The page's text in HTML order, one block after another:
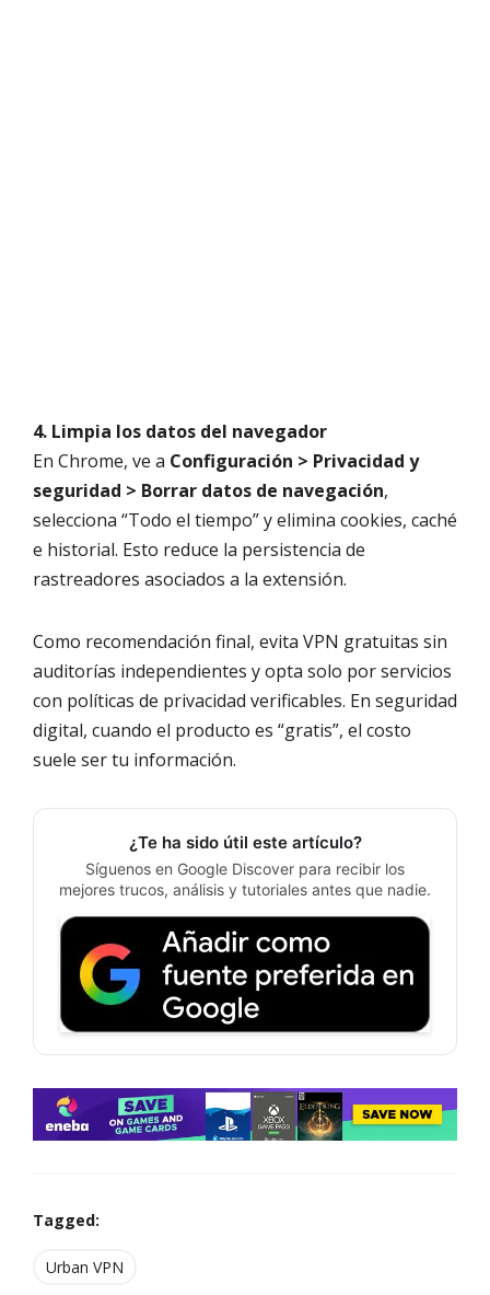
4. Limpia los datos del navegador
En Chrome, ve a Configuración > Privacidad y
seguridad > Borrar datos de navegación,
selecciona “Todo el tiempo” y elimina cookies, caché
e historial. Esto reduce la persistencia de
rastreadores asociados a la extensión.
Como recomendación final, evita VPN gratuitas sin
auditorías independientes y opta solo por servicios
con políticas de privacidad verificables. En seguridad
digital, cuando el producto es “gratis”, el costo
suele ser tu información.
¿Te ha sido útil este artículo?
Síguenos en Google Discover para recibir los
mejores trucos, análisis y tutoriales antes que nadie.
Tagged:
Urban VPN